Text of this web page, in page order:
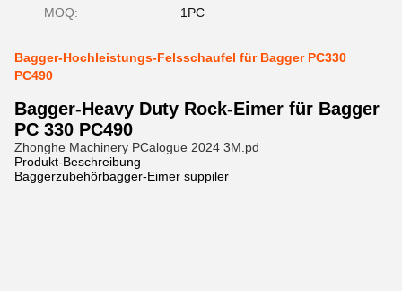
MOQ: 1PC
Bagger-Hochleistungs-Felsschaufel für Bagger PC330
PC490
Bagger-Heavy Duty Rock-Eimer für Bagger
PC 330 PC490
Zhonghe Machinery PCalogue 2024 3M.pd
Produkt-Beschreibung
Baggerzubehörbagger-Eimer suppiler